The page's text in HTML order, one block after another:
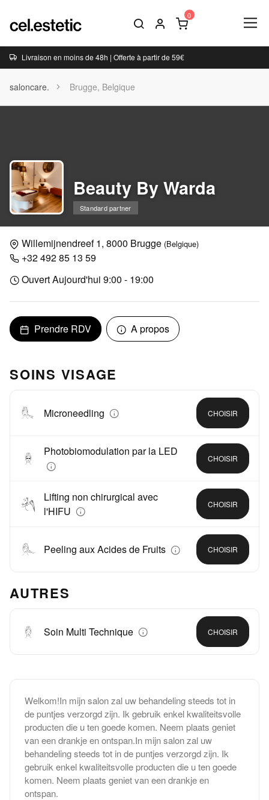
Livraison en moins de 48h | Offerte à partir de 59€
saloncare. Brugge, Belgique
Beauty By Warda
Standard partner
Willemijnendreef 1, 8000 Brugge (Belgique)
+32 492 85 13 59
Ouvert Aujourd'hui 9:00 - 19:00
Prendre RDV A propos
SOINS VISAGE
Microneedling CHOISIR
Photobiomodulation par la LED
CHOISIR
Lifting non chirurgical avec
l'HIFU
CHOISIR
Peeling aux Acides de Fruits CHOISIR
AUTRES
Soin Multi Technique CHOISIR
Welkom!In mijn salon zal uw behandeling steeds tot in
de puntjes verzorgd zijn. Ik gebruik enkel kwaliteitsvolle
producten die u ten goede komen. Neem plaats geniet
van een drankje en ontspan.In mijn salon zal uw
behandeling steeds tot in de puntjes verzorgd zijn. Ik
gebruik enkel kwaliteitsvolle producten die u ten goede
komen. Neem plaats geniet van een drankje en
ontspan.